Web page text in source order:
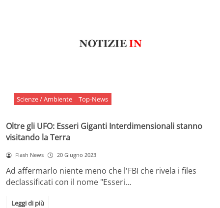
Scienze / Ambiente Top-News
Oltre gli UFO: Esseri Giganti Interdimensionali stanno
visitando la Terra
Flash News 20 Giugno 2023
Ad affermarlo niente meno che l'FBI che rivela i files
declassificati con il nome "Esseri…
Leggi di più